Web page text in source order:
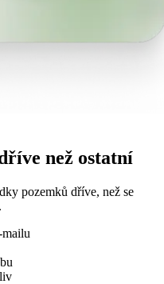
než ostatní
pozemků dříve, než se